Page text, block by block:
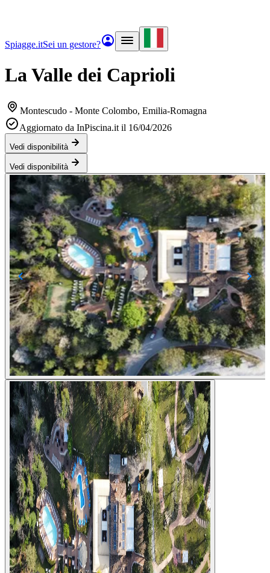
Spiagge.itSei un gestore?
La Valle dei Caprioli
Montescudo - Monte Colombo, Emilia-Romagna
Aggiornato da InPiscina.it il 16/04/2026
Vedi disponibilità
Vedi disponibilità